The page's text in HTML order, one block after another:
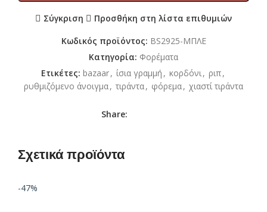
Σύγκριση Προσθήκη στη λίστα επιθυμιών
Κωδικός προϊόντος: BS2925-ΜΠΛΕ
Κατηγορία: Φορέματα
Ετικέτες: bazaar, ίσια γραμμή , κορδόνι, ριπ,
ρυθμιζόμενο άνοιγμα, τιράντα, φόρεμα, χιαστί τιράντα
Share:
Σχετικά προϊόντα
-47%